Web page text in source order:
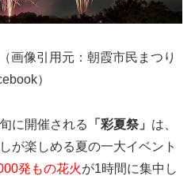
（画像引用元：朝霞市民まつり
）
に開催される 「彩夏祭」 は、
が楽しめる夏の一大イベント
発もの花火が1時間に集中し